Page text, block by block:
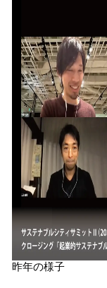
昨年の様子